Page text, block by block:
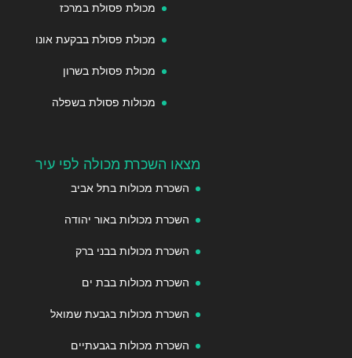
מכולת פסולת במרכז
מכולת פסולת בבקעת אונו
מכולת פסולת בשרון
מכולות פסולת בשפלה
מצאו השכרת מכולה לפי עיר
השכרת מכולות בתל אביב
השכרת מכולות באור יהודה
השכרת מכולות בבני ברק
השכרת מכולות בבת ים
השכרת מכולות בגבעת שמואל
השכרת מכולות בגבעתיים